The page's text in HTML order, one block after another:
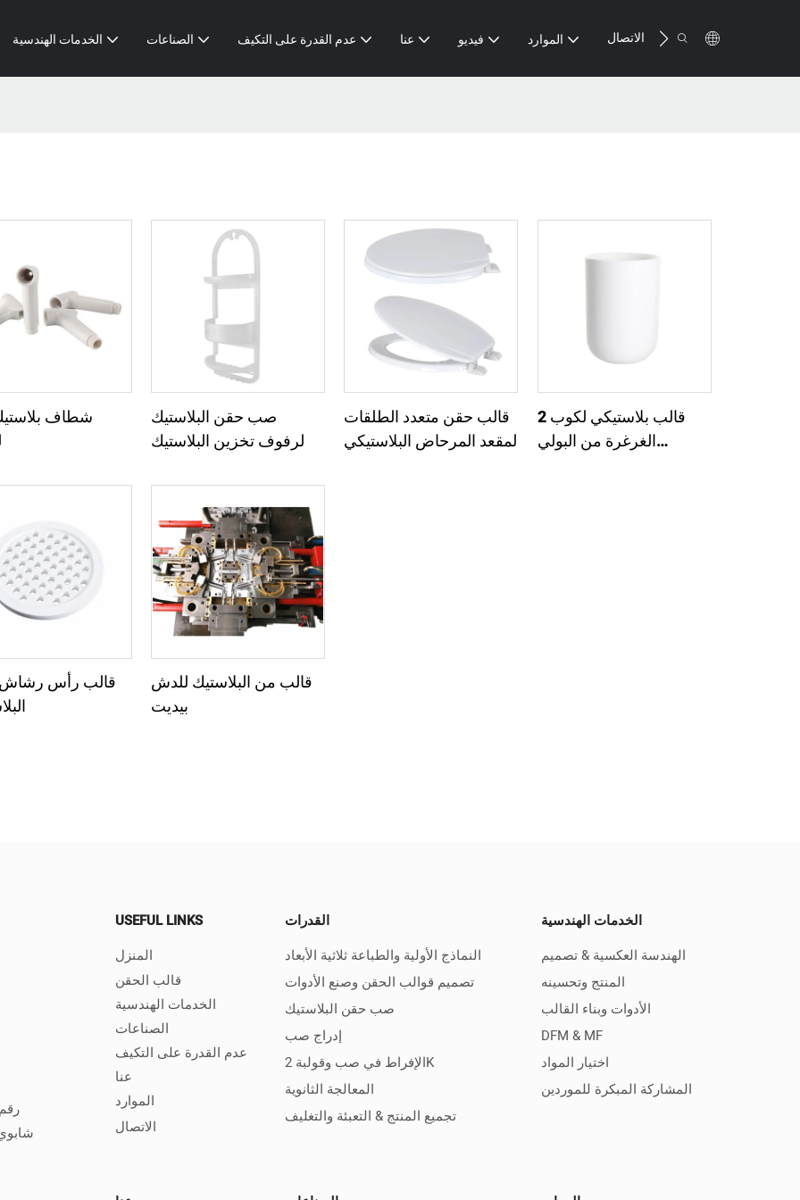
الخدمات الهندسية الصناعات عدم القدرة على التكيف عنا فيديو الموارد الاتصال
شطاف
صب حقن البلاستيك
لرفوف تخزين البلاستيك
قالب حقن متعدد الطلقات
لمقعد المرحاض البلاستيكي
2 قالب بلاستيكي لكوب
الغرغرة من البولي
قالب رأس
قالب من البلاستيك للدش
بيديت
USEFUL LINKS
المنزل
قالب الحقن
الخدمات الهندسية
الصناعات
عدم القدرة على التكيف
عنا
الموارد
الاتصال
القدرات
النماذج الأولية والطباعة ثلاثية الأبعاد
تصميم قوالب الحقن وصنع الأدوات
صب حقن البلاستيك
إدراج صب
الإفراط في صب وقولبة 2K
المعالجة الثانوية
تجميع المنتج & التعبئة والتغليف
الخدمات الهندسية
الهندسة العكسية & تصميم
المنتج وتحسينه
الأدوات وبناء القالب
DFM & MF
اختيار المواد
المشاركة المبكرة للموردين